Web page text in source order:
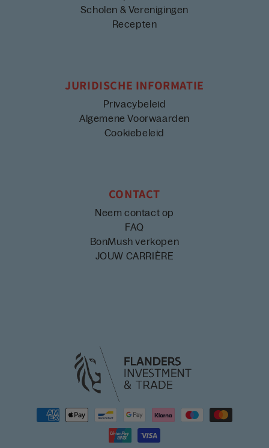
Scholen & Verenigingen
Recepten
JURIDISCHE INFORMATIE
Privacybeleid
Algemene Voorwaarden
Cookiebeleid
CONTACT
Neem contact op
FAQ
BonMush verkopen
JOUW CARRIÈRE
Betaalmethoden